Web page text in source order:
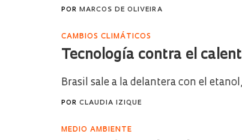
POR MARCOS DE OLIVEIRA
CAMBIOS CLIMÁTICOS
Tecnología contra el
Brasil sale a la delantera con el
POR CLAUDIA IZIQUE
MEDIO AMBIENTE